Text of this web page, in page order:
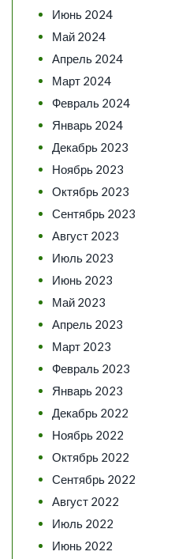
Июнь 2024
Май 2024
Апрель 2024
Март 2024
Февраль 2024
Январь 2024
Декабрь 2023
Ноябрь 2023
Октябрь 2023
Сентябрь 2023
Август 2023
Июль 2023
Июнь 2023
Май 2023
Апрель 2023
Март 2023
Февраль 2023
Январь 2023
Декабрь 2022
Ноябрь 2022
Октябрь 2022
Сентябрь 2022
Август 2022
Июль 2022
Июнь 2022